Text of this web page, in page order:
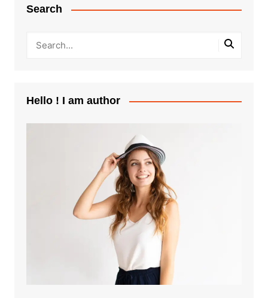
Search
Hello ! I am author